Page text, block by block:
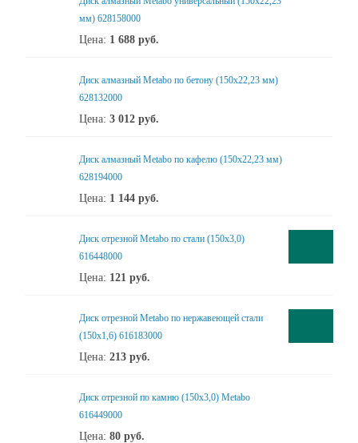
мм) 628158000
Цена: 1 688 руб.
Диск алмазный Metabo по бетону (150x22,23 мм)
628132000
Цена: 3 012 руб.
Диск алмазный Metabo по кафелю (150x22,23 мм)
628194000
Цена: 1 144 руб.
Диск отрезной Metabo по стали (150x3,0)
616448000
Цена: 121 руб.
Диск отрезной Metabo по нержавеющей стали
(150x1,6) 616183000
Цена: 213 руб.
Диск отрезной по камню (150x3,0) Metabo
616449000
Цена: 80 руб.